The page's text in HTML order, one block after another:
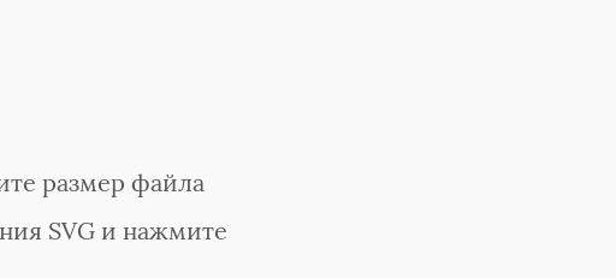
размер файла
SVG и нажмите